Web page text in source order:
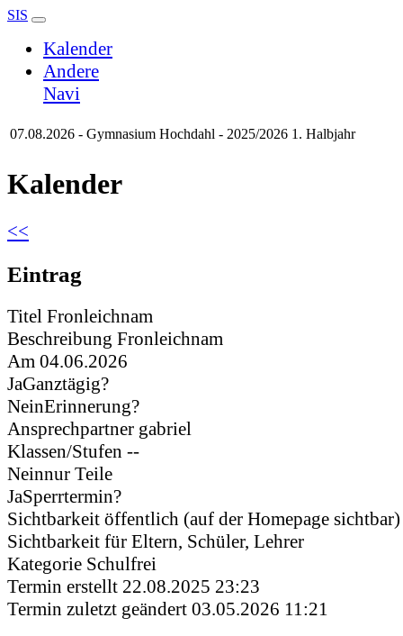
SIS
Kalender
Andere
Navi
07.08.2026 - Gymnasium Hochdahl - 2025/2026 1. Halbjahr
Kalender
<<
Eintrag
Titel Fronleichnam
Beschreibung Fronleichnam
Am 04.06.2026
JaGanztägig?
NeinErinnerung?
Ansprechpartner gabriel
Klassen/Stufen --
Neinnur Teile
JaSperrtermin?
Sichtbarkeit öffentlich (auf der Homepage sichtbar)
Sichtbarkeit für Eltern, Schüler, Lehrer
Kategorie Schulfrei
Termin erstellt 22.08.2025 23:23
Termin zuletzt geändert 03.05.2026 11:21